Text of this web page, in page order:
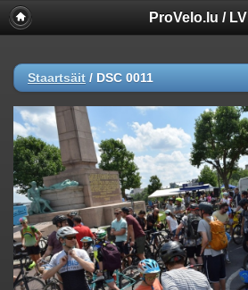
ProVelo.lu / LVI
Staartsäit / DSC 0011